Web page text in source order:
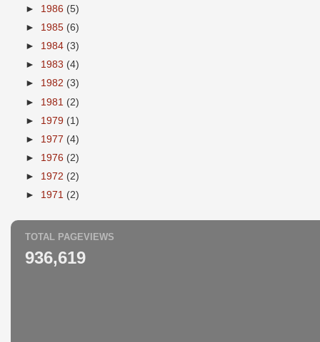
► 1986 (5)
► 1985 (6)
► 1984 (3)
► 1983 (4)
► 1982 (3)
► 1981 (2)
► 1979 (1)
► 1977 (4)
► 1976 (2)
► 1972 (2)
► 1971 (2)
TOTAL PAGEVIEWS
936,619